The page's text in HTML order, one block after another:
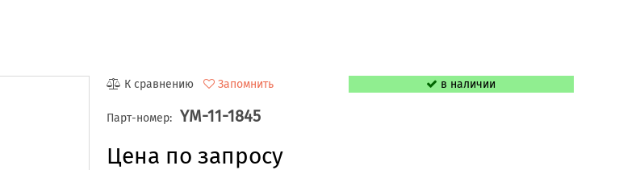
К сравнению Запомнить
Парт-номер: YM-11-1845
Цена по запросу
в наличии